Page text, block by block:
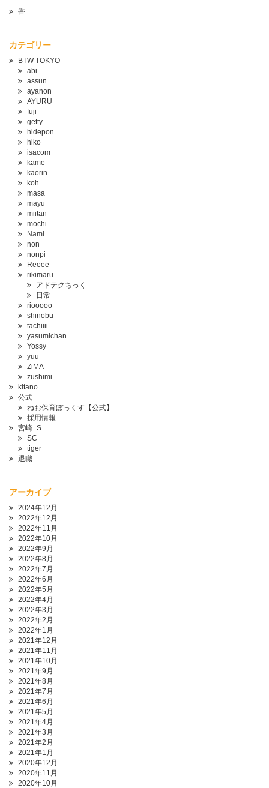
香
カテゴリー
BTW TOKYO
abi
assun
ayanon
AYURU
fuji
getty
hidepon
hiko
isacom
kame
kaorin
koh
masa
mayu
miitan
mochi
Nami
non
nonpi
Reeee
rikimaru
アドテクちっく
日常
riooooo
shinobu
tachiiii
yasumichan
Yossy
yuu
ZiMA
zushimi
kitano
公式
ねお保育ぼっくす【公式】
採用情報
宮崎_S
SC
tiger
退職
アーカイブ
2024年12月
2022年12月
2022年11月
2022年10月
2022年9月
2022年8月
2022年7月
2022年6月
2022年5月
2022年4月
2022年3月
2022年2月
2022年1月
2021年12月
2021年11月
2021年10月
2021年9月
2021年8月
2021年7月
2021年6月
2021年5月
2021年4月
2021年3月
2021年2月
2021年1月
2020年12月
2020年11月
2020年10月